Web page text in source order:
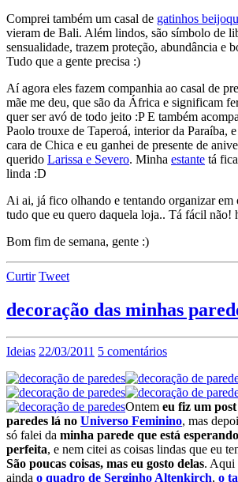
Comprei também um casal de gatinhos
vieram de Bali. Além lindos, são símbolo de
sensualidade, trazem proteção, abundância e
Tudo que a gente precisa :)
Aí agora eles fazem companhia ao casal de
mãe me deu, que são da África e significam
quer ser avó de todo jeito :P E também
Paolo trouxe de Taperoá, interior da Paraíba,
cara de Chica e eu ganhei de presente de
querido Larissa e Severo. Minha estante tá
linda :D
Ai ai, já fico olhando e tentando organizar em
tudo que eu quero daquela loja.. Tá fácil não!
Bom fim de semana, gente :)
Curtir Tweet
decoração das minhas
Ideias 22/03/2011 5 comentários
Ontem eu fiz um
paredes lá no Universo Feminino, mas
só falei da minha parede que está
perfeita, e nem citei as coisas lindas que eu
São poucas coisas, mas eu gosto delas. Aqui
ainda o quadro de Serginho Altenkirch, o